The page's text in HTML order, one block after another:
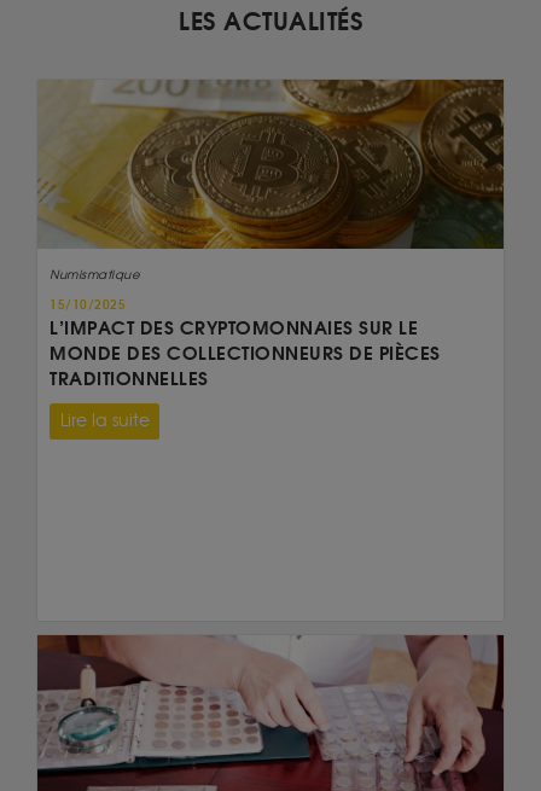
LES ACTUALITÉS
Numismatique
15/10/2025
L’IMPACT DES CRYPTOMONNAIES SUR LE
MONDE DES COLLECTIONNEURS DE PIÈCES
TRADITIONNELLES
Lire la suite